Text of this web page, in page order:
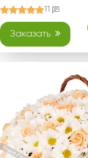
11
Заказать